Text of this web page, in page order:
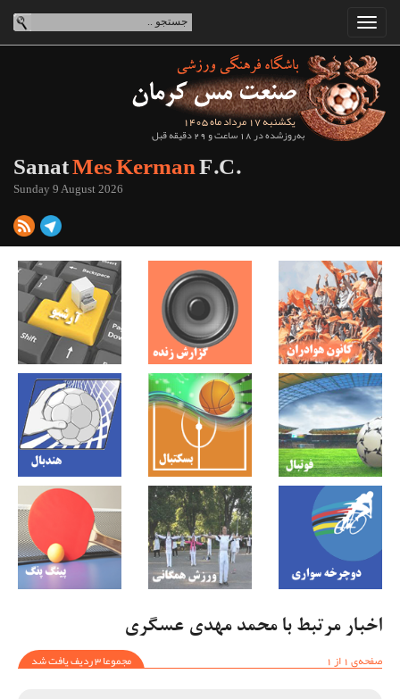
یکشنبه 17 مرداد ماه 1405
به‌روزشده در 18 ساعت و 29 دقیقه قبل
SanatMes KermanF.C.
Sunday 9 August 2026
اخبار مرتبط با محمد مهدی عسگری
صفحه‌ی 1 از 1
مجموعا 3 ردیف یافت شد